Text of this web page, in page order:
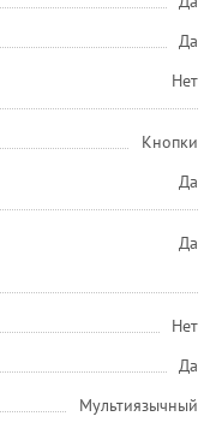
Да
Нет
Кнопки
Да
Да
Нет
Да
Мультиязычный